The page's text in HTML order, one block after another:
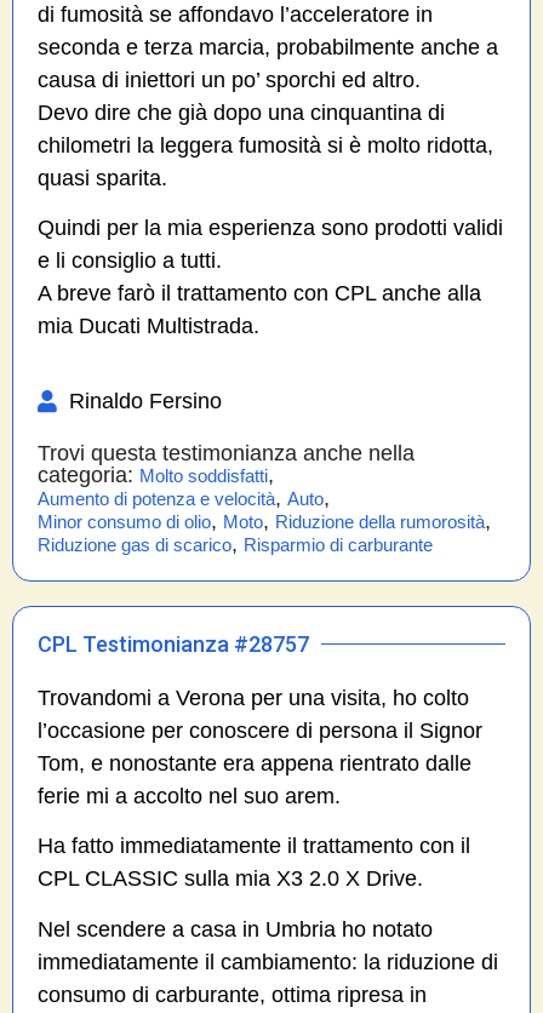
di fumosità se affondavo l’acceleratore in
seconda e terza marcia, probabilmente anche a
causa di iniettori un po’ sporchi ed altro.
Devo dire che già dopo una cinquantina di
chilometri la leggera fumosità si è molto ridotta,
quasi sparita.
Quindi per la mia esperienza sono prodotti validi
e li consiglio a tutti.
A breve farò il trattamento con CPL anche alla
mia Ducati Multistrada.
Rinaldo Fersino
Trovi questa testimonianza anche nella
categoria: Molto soddisfatti,
Aumento di potenza e velocità, Auto,
Minor consumo di olio, Moto, Riduzione della rumorosità,
Riduzione gas di scarico, Risparmio di carburante
CPL Testimonianza #28757
Trovandomi a Verona per una visita, ho colto
l’occasione per conoscere di persona il Signor
Tom, e nonostante era appena rientrato dalle
ferie mi a accolto nel suo arem.
Ha fatto immediatamente il trattamento con il
CPL CLASSIC sulla mia X3 2.0 X Drive.
Nel scendere a casa in Umbria ho notato
immediatamente il cambiamento: la riduzione di
consumo di carburante, ottima ripresa in